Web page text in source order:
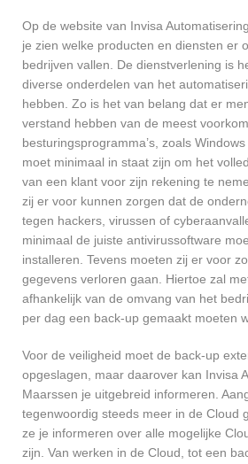
Op de website van Invisa
je zien welke producten en diensten er
bedrijven vallen. De dienstverlening is
diverse onderdelen van het
hebben. Zo is het van belang dat er
verstand hebben van de meest
besturingsprogramma’s, zoals
moet minimaal in staat zijn om het
van een klant voor zijn rekening te
zij er voor kunnen zorgen dat de
tegen hackers, virussen of
minimaal de juiste antivirussoftware
installeren. Tevens moeten zij er voor
gegevens verloren gaan. Hiertoe zal
afhankelijk van de omvang van het
per dag een back-up gemaakt moeten
Voor de veiligheid moet de back-up
opgeslagen, maar daarover kan Invisa
Maarssen je uitgebreid informeren.
tegenwoordig steeds meer in de Cloud
ze je informeren over alle mogelijke
zijn. Van werken in de Cloud, tot een